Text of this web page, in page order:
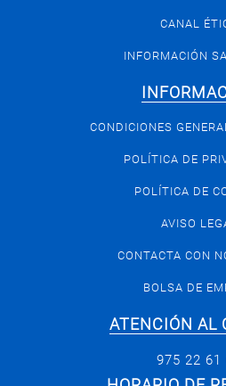
CANAL
INFORMACIÓN
CONDICIONES
POLÍTICA DE
POLÍTICA DE
AVISO
CONTACTA CON
BOLSA DE
ATENCIÓN AL
975 22 61